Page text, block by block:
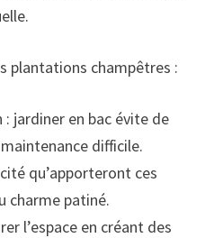
plantations champêtres :
jardiner en bac évite de
difficile.
qu’apporteront ces
charme patiné.
l’espace en créant des